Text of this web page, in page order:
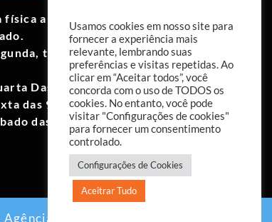
física aberta de Segunda à
terça e quinta das 9h às
Das 10h às 18h
das 9h às 18h
das 10h às 17h
Agência EAB Digital
Usamos cookies em nosso site para
fornecer a experiência mais
relevante, lembrando suas
preferências e visitas repetidas. Ao
clicar em “Aceitar todos”, você
concorda com o uso de TODOS os
cookies. No entanto, você pode
visitar "Configurações de cookies"
para fornecer um consentimento
controlado.
Configurações de Cookies
Aceitrar Tudo